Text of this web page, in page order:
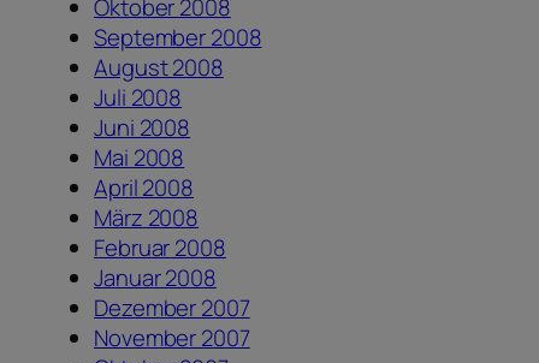
Oktober 2008
September 2008
August 2008
Juli 2008
Juni 2008
Mai 2008
April 2008
März 2008
Februar 2008
Januar 2008
Dezember 2007
November 2007